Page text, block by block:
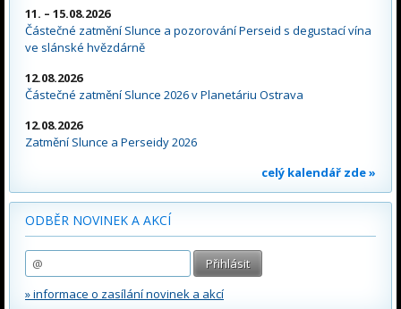
11. – 15.08.2026
Částečné zatmění Slunce a pozorování Perseid s degustací vína
ve slánské hvězdárně
12.08.2026
Částečné zatmění Slunce 2026 v Planetáriu Ostrava
12.08.2026
Zatmění Slunce a Perseidy 2026
celý kalendář zde »
ODBĚR NOVINEK A AKCÍ
» informace o zasílání novinek a akcí